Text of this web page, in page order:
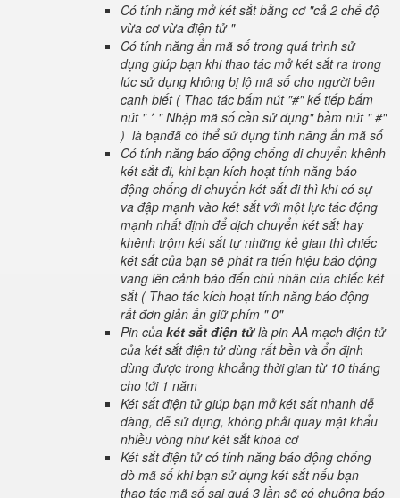
Có tính năng mở két sắt bằng cơ "cả 2 chế độ
vừa cơ vừa điện tử "
Có tính năng ẩn mã số trong quá trình sử
dụng giúp bạn khi thao tác mở két sắt ra trong
lúc sử dụng không bị lộ mã số cho người bên
cạnh biết ( Thao tác bấm nút "#" kế tiếp bấm
nút " * " Nhập mã số cần sử dụng" bầm nút " #"
) là bạnđã có thể sử dụng tính năng ẩn mã số
Có tính năng báo động chống di chuyển khênh
két sắt đi, khi bạn kích hoạt tính năng báo
động chống di chuyển két sắt đi thì khi có sự
va đập mạnh vào két sắt với một lực tác động
mạnh nhất định để dịch chuyển két sắt hay
khênh trộm két sắt tự những kẻ gian thì chiếc
két sắt của bạn sẽ phát ra tiến hiệu báo động
vang lên cảnh báo đến chủ nhân của chiếc két
sắt ( Thao tác kích hoạt tính năng báo động
rất đơn giản ấn giữ phím " 0"
Pin của két sắt điện tửlà pin AA mạch điện tử
của két sắt điện tử dùng rất bền và ổn định
dùng được trong khoảng thời gian từ 10 tháng
cho tới 1 năm
Két sắt điện tử giúp bạn mở két sắt nhanh dễ
dàng, dễ sử dụng, không phải quay mật khẩu
nhiều vòng như két sắt khoá cơ
Két sắt điện tử có tính năng báo động chống
dò mã số khi bạn sử dụng két sắt nếu bạn
thao tác mã số sai quá 3 lần sẽ có chuông báo